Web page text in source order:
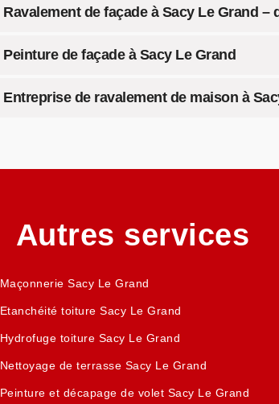
Ravalement de façade à Sacy Le Grand
Peinture de façade à Sacy Le Grand
Entreprise de ravalement de maison à
Autres services
Maçonnerie Sacy Le Grand
Etanchéité toiture Sacy Le Grand
Hydrofuge toiture Sacy Le Grand
Nettoyage de terrasse Sacy Le Grand
Peinture et décapage de volet Sacy Le Grand